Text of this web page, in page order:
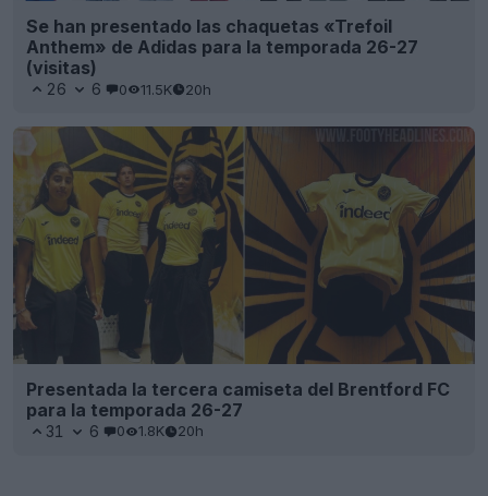
Se han presentado las chaquetas «Trefoil
Anthem» de Adidas para la temporada 26-27
(visitas)
26 6 0 11.5K 20h
Presentada la tercera camiseta del Brentford FC
para la temporada 26-27
31 6 0 1.8K 20h